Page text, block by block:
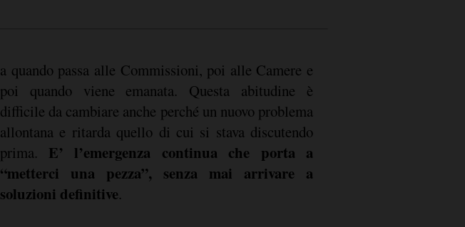
a quando passa alle Commissioni, poi alle Camere e
poi quando viene emanata. Questa abitudine è
prima. E’ l’emergenza continua che porta a
“metterci una pezza”, senza mai arrivare a
soluzioni definitive.